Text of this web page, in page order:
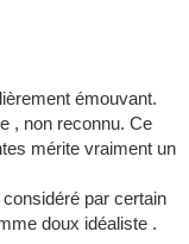
émouvant.
, non reconnu. Ce
mérite vraiment un
par certain
doux idéaliste .